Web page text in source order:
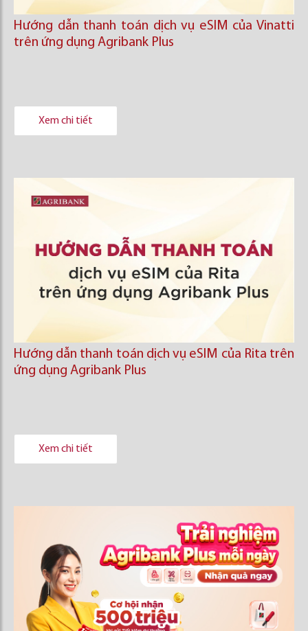
Hướng dẫn thanh toán dịch vụ eSIM của Vinatti
trên ứng dụng Agribank Plus
Xem chi tiết
Hướng dẫn thanh toán dịch vụ eSIM của Rita trên
ứng dụng Agribank Plus
Xem chi tiết